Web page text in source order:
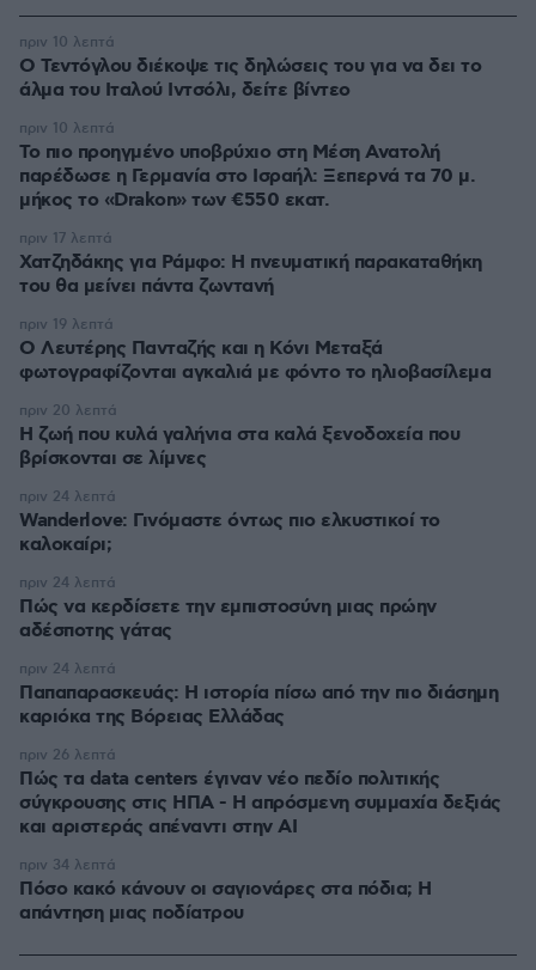
Ο Τεντόγλου διέκοψε τις δηλώσεις του για να δει το
άλμα του Ιταλού Ιντσόλι, δείτε βίντεο
πριν 10 λεπτά
Το πιο προηγμένο υποβρύχιο στη Μέση Ανατολή
παρέδωσε η Γερμανία στο Ισραήλ: Ξεπερνά τα 70 μ.
μήκος το «Drakon» των €550 εκατ.
πριν 10 λεπτά
Χατζηδάκης για Ράμφο: Η πνευματική παρακαταθήκη
του θα μείνει πάντα ζωντανή
πριν 17 λεπτά
Ο Λευτέρης Πανταζής και η Κόνι Μεταξά
φωτογραφίζονται αγκαλιά με φόντο το ηλιοβασίλεμα
πριν 19 λεπτά
Η ζωή που κυλά γαλήνια στα καλά ξενοδοχεία που
βρίσκονται σε λίμνες
πριν 20 λεπτά
Wanderlove: Γινόμαστε όντως πιο ελκυστικοί το
καλοκαίρι;
πριν 24 λεπτά
Πώς να κερδίσετε την εμπιστοσύνη μιας πρώην
αδέσποτης γάτας
πριν 24 λεπτά
Παπαπαρασκευάς: Η ιστορία πίσω από την πιο διάσημη
καριόκα της Βόρειας Ελλάδας
πριν 24 λεπτά
Πώς τα data centers έγιναν νέο πεδίο πολιτικής
σύγκρουσης στις ΗΠΑ - Η απρόσμενη συμμαχία δεξιάς
και αριστεράς απέναντι στην AI
πριν 26 λεπτά
Πόσο κακό κάνουν οι σαγιονάρες στα πόδια; Η
απάντηση μιας ποδίατρου
πριν 34 λεπτά